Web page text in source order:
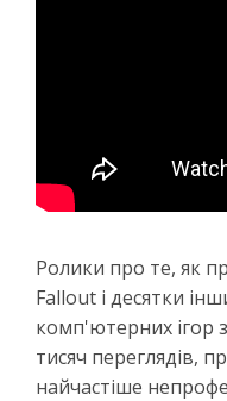
Ролики про те, як
Fallout і десятки
комп'ютерних ігор
тисяч переглядів,
найчастіше